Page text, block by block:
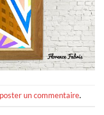
poster un commentaire.